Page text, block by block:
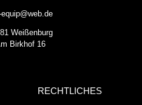
Weißenburg
Birkhof 16
RECHTLICHES